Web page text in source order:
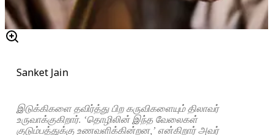
Sanket Jain
இடுக்கிகளை தவிர்த்து பிற கருவிகளையும் திலாவர்
உருவாக்குகிறார். ‘தொழிலின் இந்த வேலைகள்
குடும்பத்துக்கு உணவளிக்கின்றன,’ என்கிறார் அவர்